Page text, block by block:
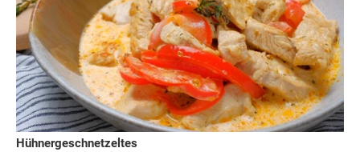
Hühnergeschnetzeltes